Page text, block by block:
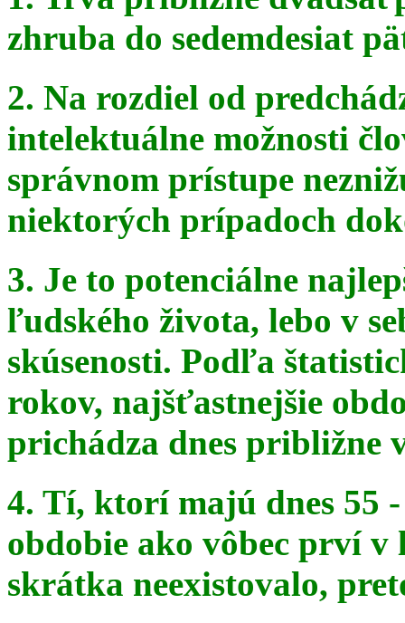
zhruba do sedemdesiat
2. Na rozdiel od
intelektuálne možnosti
správnom prístupe
niektorých prípadoch
3. Je to potenciálne
ľudského života, lebo v
skúsenosti. Podľa
rokov, najšťastnejšie
prichádza dnes približne
4. Tí, ktorí majú dnes 55
obdobie ako vôbec prví
skrátka neexistovalo,